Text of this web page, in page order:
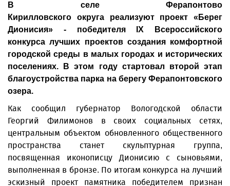
В селе Ферапонтово
Кирилловского округа реализуют проект «Берег
Дионисия» - победителя IX Всероссийского
конкурса лучших проектов создания комфортной
городской среды в малых городах и исторических
поселениях. В этом году стартовал второй этап
благоустройства парка на берегу Ферапонтовского
озера.
Как сообщил губернатор Вологодской области
Георгий Филимонов в своих социальных сетях,
центральным объектом обновленного общественного
пространства станет скульптурная группа,
посвященная иконописцу Дионисию с сыновьями,
выполненная в бронзе. По итогам конкурса на лучший
эскизный проект памятника победителем признан